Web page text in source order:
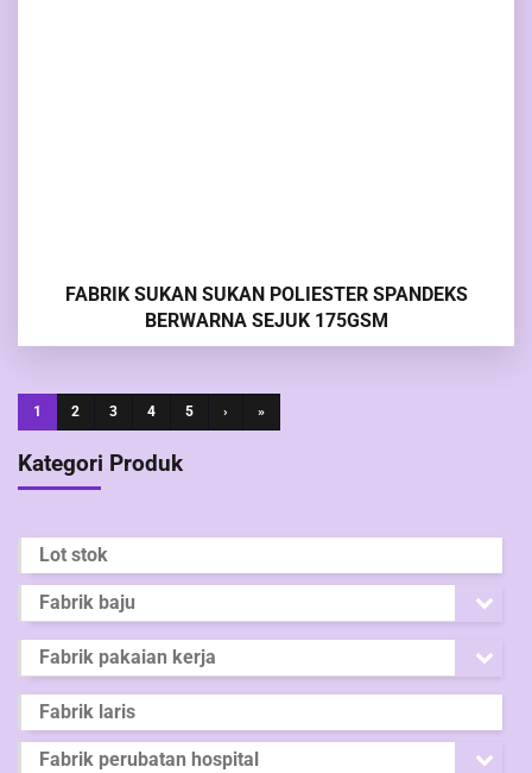
FABRIK SUKAN SUKAN POLIESTER SPANDEKS
BERWARNA SEJUK 175GSM
1 2 3 4 5 › »
Kategori Produk
Lot stok
Fabrik baju
Fabrik pakaian kerja
Fabrik laris
Fabrik perubatan hospital